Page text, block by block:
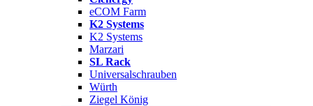
eCOM Farm
K2 Systems
K2 Systems
Marzari
SL Rack
Universalschrauben
Würth
Ziegel König